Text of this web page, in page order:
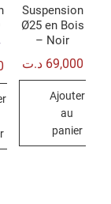
Suspension
Ø25 en Bois
– Noir
69,000 د.ت
Ajouter
au
panier